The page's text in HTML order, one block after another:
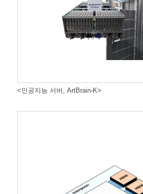
<인공지능 서버, ArtBrain-K>